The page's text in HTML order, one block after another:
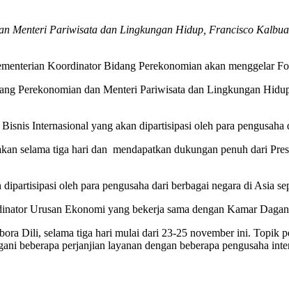
Menteri Pariwisata dan Lingkungan Hidup, Francisco
Koordinator Bidang Perekonomian akan menggelar
Perekonomian dan Menteri Pariwisata dan Lingkungan
Internasional yang akan dipartisipasi oleh para pengusaha
selama tiga hari dan mendapatkan dukungan penuh dari
oleh para pengusaha dari berbagai negara di Asia
Urusan Ekonomi yang bekerja sama dengan Kamar
Dili, selama tiga hari mulai dari 23-25 november ini. Topik
beberapa perjanjian layanan dengan beberapa pengusaha